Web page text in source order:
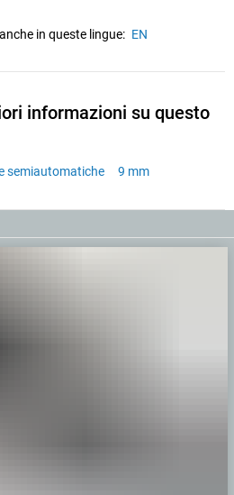
in queste lingue: EN
informazioni su questo
semiautomatiche 9 mm